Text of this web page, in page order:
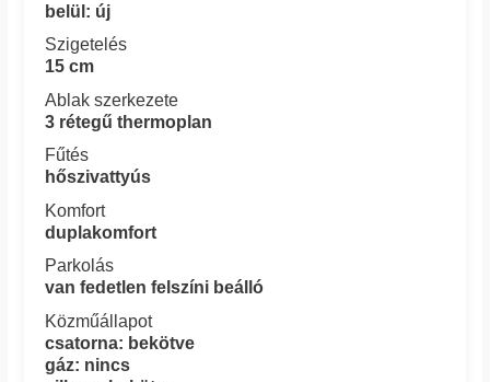
belül: új
Szigetelés
15 cm
Ablak szerkezete
3 rétegű thermoplan
Fűtés
hőszivattyús
Komfort
duplakomfort
Parkolás
van fedetlen felszíni beálló
Közműállapot
csatorna: bekötve
gáz: nincs